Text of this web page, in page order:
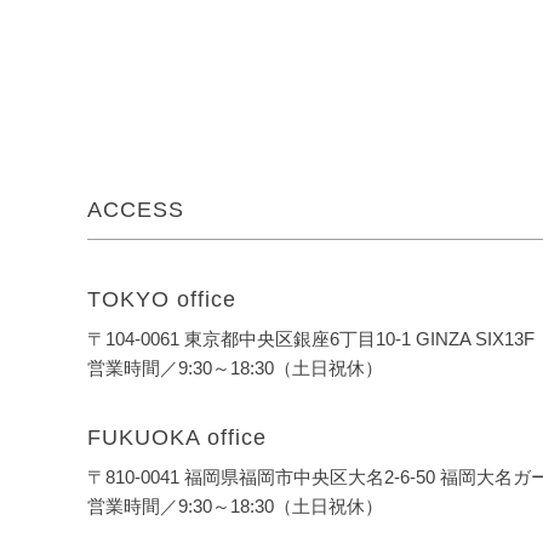
ACCESS
TOKYO office
〒104-0061 東京都中央区銀座6丁目10-1 GINZA SIX13F
営業時間／9:30～18:30（土日祝休）
FUKUOKA office
〒810-0041 福岡県福岡市中央区大名2-6-50 福岡大名ガ
営業時間／9:30～18:30（土日祝休）